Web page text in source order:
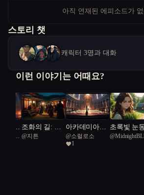
아직 연재된 에피소드가
스토리 챗
캐릭터 3명과 대화
이런 이야기는 어때요?
실의
주 재
Lion
조화의 길: 전
통과 현대 사
@지튼
아카데미아의
검은 체스판
@소럴로소
1
초록빛 눈
와 금단의
@